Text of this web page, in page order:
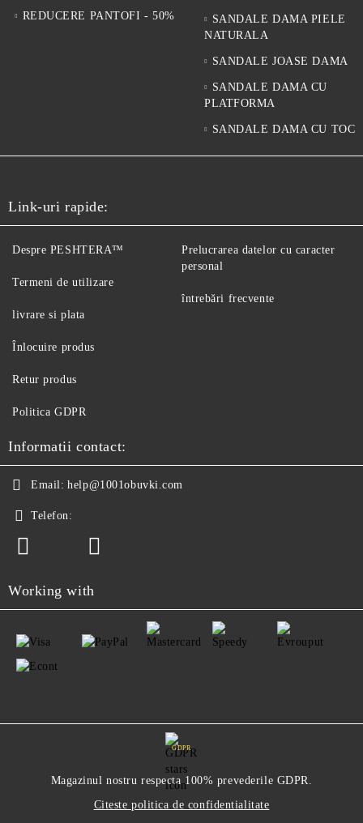
REDUCERE PANTOFI - 50%
SANDALE DAMA PIELE
NATURALA
SANDALE JOASE DAMA
SANDALE DAMA CU
PLATFORMA
SANDALE DAMA CU TOC
Link-uri rapide:
Despre PESHTERA™
Termeni de utilizare
livrare si plata
Înlocuire produs
Retur produs
Politica GDPR
Prelucrarea datelor cu caracter
personal
întrebări frecvente
Informatii contact:
Email: help@1001obuvki.com
Telefon:
Working with
GDPR
Magazinul nostru respecta 100% prevederile GDPR.
Citeste politica de confidentialitate